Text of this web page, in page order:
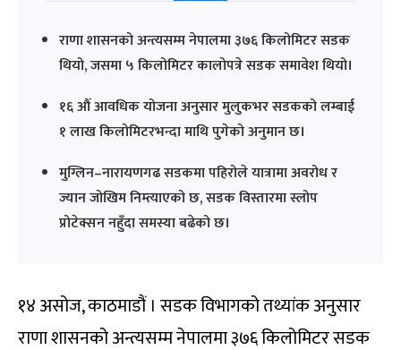
राणा शासनको अन्त्यसम्म नेपालमा ३७६ किलोमिटर सडक
थियो, जसमा ५ किलोमिटर कालोपत्रे सडक समावेश थियो।
१६ औं आवधिक योजना अनुसार मुलुकभर सडकको लम्बाई
१ लाख किलोमिटरभन्दा माथि पुगेको अनुमान छ।
मुग्लिन–नारायणगढ सडकमा पहिरोले यात्रामा अवरोध र
ज्यान जोखिम निम्त्याएको छ, सडक विस्तारमा स्लोप
प्रोटेक्सन नहुँदा समस्या बढेको छ।
१४ असोज, काठमाडौं । सडक विभागको तथ्यांक अनुसार
राणा शासनको अन्त्यसम्म नेपालमा ३७६ किलोमिटर सडक